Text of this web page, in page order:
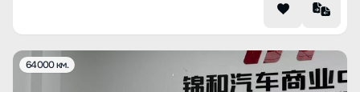
64000 км.